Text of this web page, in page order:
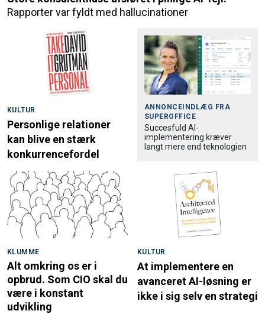
Rapporter var fyldt med hallucinationer
KULTUR
Personlige relationer
kan blive en stærk
konkurrencefordel
ANNONCEINDLÆG FRA
SUPEROFFICE
Succesfuld AI-
implementering kræver
langt mere end teknologien
KLUMME
Alt omkring os er i
opbrud. Som CIO skal du
være i konstant
udvikling
KULTUR
At implementere en
avanceret AI-løsning er
ikke i sig selv en strategi